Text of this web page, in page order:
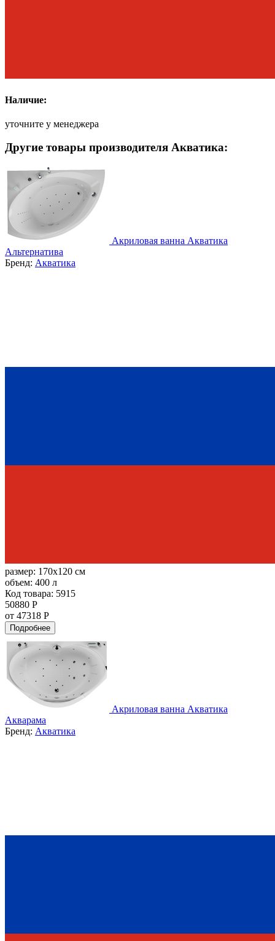
Наличие:
уточните у менеджера
Другие товары производителя Акватика:
Акриловая ванна Акватика
Альтернатива
Бренд: Акватика
размер: 170x120 см
объем: 400 л
Код товара: 5915
50880 Р
от 47318 Р
Подробнее
Акриловая ванна Акватика
Акварама
Бренд: Акватика